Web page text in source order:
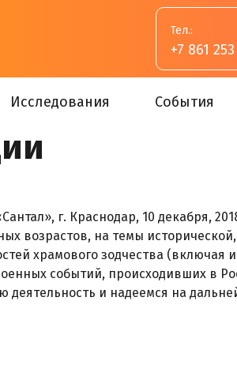
Тел.:
+7 861
Исследования События
г. Краснодар, 10 декабря,
возрастов, на темы
храмового зодчества (включая
событий, происходивших в
деятельность и надеемся на